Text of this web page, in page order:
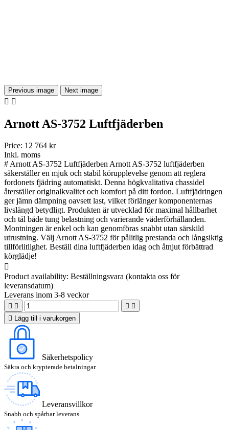
Previous image Next image
 
Arnott AS-3752 Luftfjäderben
Price: 12 764 kr
Inkl. moms
# Arnott AS-3752 Luftfjäderben Arnott AS-3752 luftfjäderben
säkerställer en mjuk och stabil körupplevelse genom att reglera
fordonets fjädring automatiskt. Denna högkvalitativa chassidel
återställer originalkvalitet och komfort på ditt fordon. Luftfjädringen
ger jämn dämpning oavsett last, vilket förlänger komponenternas
livslängd betydligt. Produkten är utvecklad för maximal hållbarhet
och tål både tung belastning och varierande väderförhållanden.
Montningen är enkel och kan genomföras snabbt utan särskild
utrustning. Välj Arnott AS-3752 för pålitlig prestanda och långsiktig
tillförlitlighet. Beställ dina luftfjäderben idag och åtnjut förbättrad
körglädje!

Product availability: Beställningsvara (kontakta oss för
leveransdatum)
Leverans inom 3-8 veckor
   

Lägg till i varukorgen
Säkerhetspolicy
Säkra och krypterade betalningar.
Leveransvillkor
Snabb och spårbar leverans.